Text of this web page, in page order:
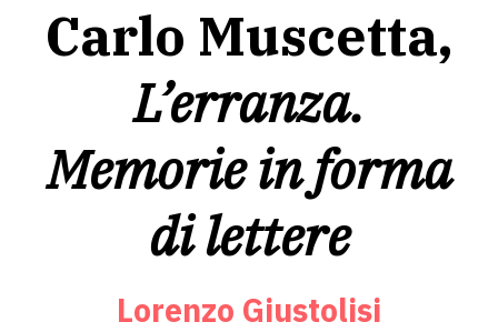
Carlo Muscetta,
L’erranza.
Memorie in forma
di lettere
Lorenzo Giustolisi